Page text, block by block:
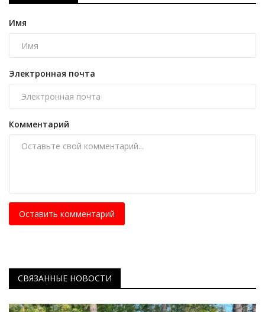
Имя
Электронная почта
Комментарий
Оставить комментарий
СВЯЗАННЫЕ НОВОСТИ